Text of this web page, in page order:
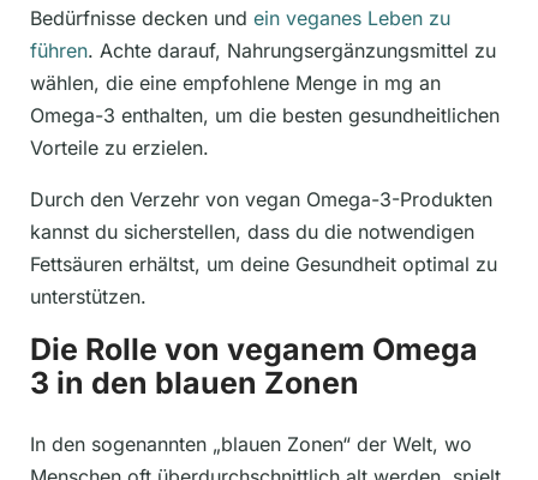
Bedürfnisse decken und ein veganes Leben zu
führen. Achte darauf, Nahrungsergänzungsmittel zu
wählen, die eine empfohlene Menge in mg an
Omega-3 enthalten, um die besten gesundheitlichen
Vorteile zu erzielen.
Durch den Verzehr von vegan Omega-3-Produkten
kannst du sicherstellen, dass du die notwendigen
Fettsäuren erhältst, um deine Gesundheit optimal zu
unterstützen.
Die Rolle von veganem Omega
3 in den blauen Zonen
In den sogenannten „blauen Zonen“ der Welt, wo